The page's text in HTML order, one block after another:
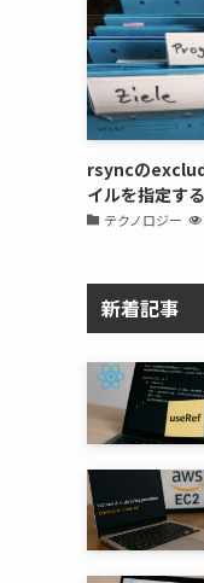
rsyncの
イルを指定す
テクノロジー
新着記事